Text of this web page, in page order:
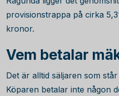
provisionstrappa på cirka
kronor.
Vem betalar
Det är alltid säljaren som
Köparen betalar inte någon